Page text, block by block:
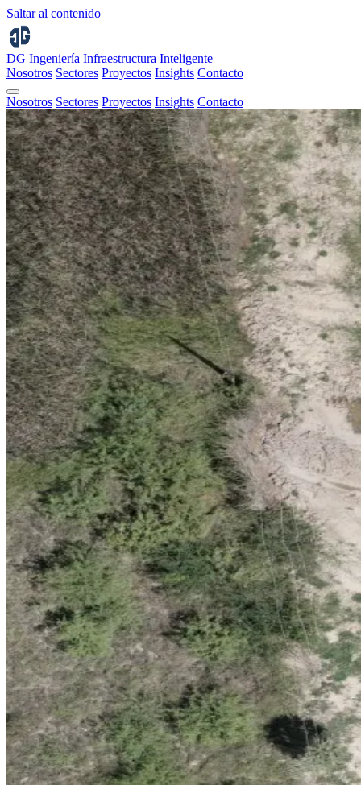
Saltar al contenido
DG Ingeniería Infraestructura Inteligente
Nosotros Sectores Proyectos Insights Contacto
Nosotros Sectores Proyectos Insights Contacto